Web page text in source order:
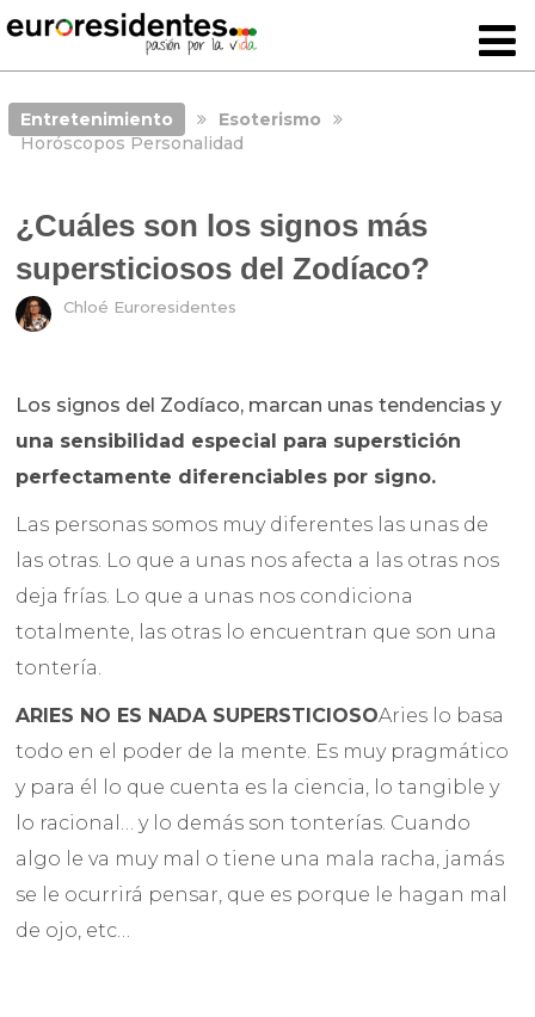
Entretenimiento
Esoterismo
Horóscopos Personalidad
¿Cuáles son los signos más
supersticiosos del Zodíaco?
Chloé Euroresidentes
Los signos del Zodíaco, marcan unas tendencias y
una sensibilidad especial para superstición
perfectamente diferenciables por signo.
Las personas somos muy diferentes las unas de
las otras. Lo que a unas nos afecta a las otras nos
deja frías. Lo que a unas nos condiciona
totalmente, las otras lo encuentran que son una
tontería.
ARIES NO ES NADA SUPERSTICIOSOAries lo basa
todo en el poder de la mente. Es muy pragmático
y para él lo que cuenta es la ciencia, lo tangible y
lo racional… y lo demás son tonterías. Cuando
algo le va muy mal o tiene una mala racha, jamás
se le ocurrirá pensar, que es porque le hagan mal
de ojo, etc…